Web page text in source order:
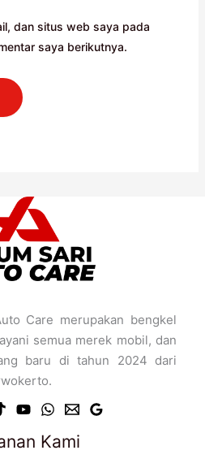
dan situs web saya pada
saya berikutnya.
Care merupakan bengkel
semua merek mobil, dan
baru di tahun 2024 dari
Kami